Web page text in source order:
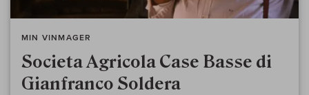
MIN VINMAGER
Societa Agricola Case Basse di
Gianfranco Soldera